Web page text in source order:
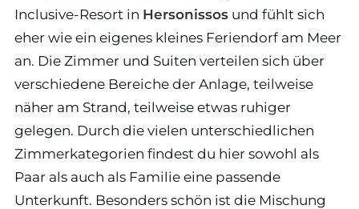
Inclusive-Resort in Hersonissos und fühlt sich
eher wie ein eigenes kleines Feriendorf am Meer
an. Die Zimmer und Suiten verteilen sich über
verschiedene Bereiche der Anlage, teilweise
näher am Strand, teilweise etwas ruhiger
gelegen. Durch die vielen unterschiedlichen
Zimmerkategorien findest du hier sowohl als
Paar als auch als Familie eine passende
Unterkunft. Besonders schön ist die Mischung